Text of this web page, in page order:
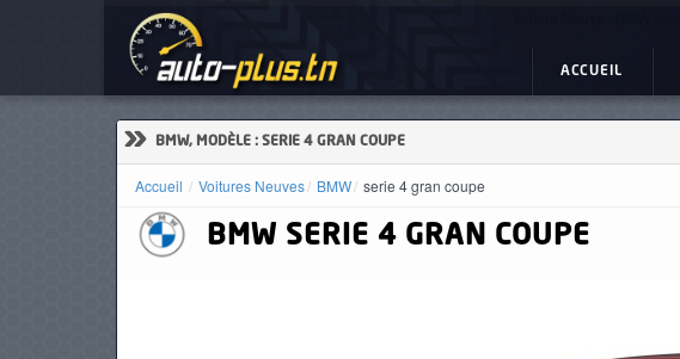
ACCUEIL
» BMW, MODÈLE : SERIE 4 GRAN COUPE
Accueil Voitures Neuves BMW serie 4 gran coupe
BMW SERIE 4 GRAN COUPE
ACTUALITÉS
VOITURES